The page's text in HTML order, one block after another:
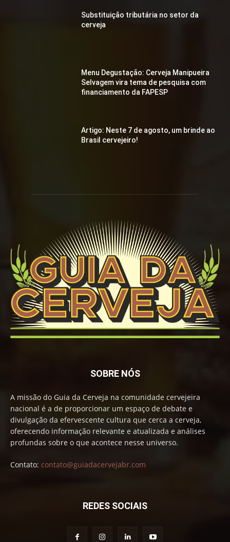
Substituição tributária no setor da
cerveja
Menu Degustação: Cerveja Manipueira
Selvagem vira tema de pesquisa com
financiamento da FAPESP
Artigo: Neste 7 de agosto, um brinde ao
Brasil cervejeiro!
SOBRE NÓS
A missão do Guia da Cerveja na comunidade cervejeira
nacional é a de proporcionar um espaço de debate e
divulgação da efervescente cultura que cerca a cerveja,
oferecendo informação relevante e atualizada e análises
profundas sobre o que acontece nesse universo.
Contato: contato@guiadacervejabr.com
REDES SOCIAIS